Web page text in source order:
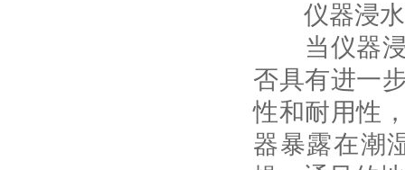
仪器浸水
当仪器浸
否具有进一
性和耐用性
器暴露在潮